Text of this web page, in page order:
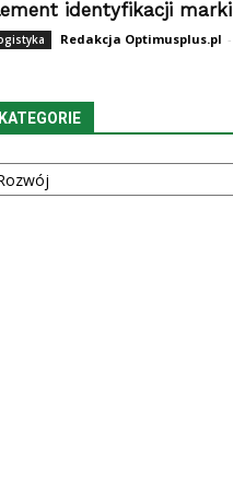
identyfikacji marki
Redakcja Optimusplus.pl -
KATEGORIE